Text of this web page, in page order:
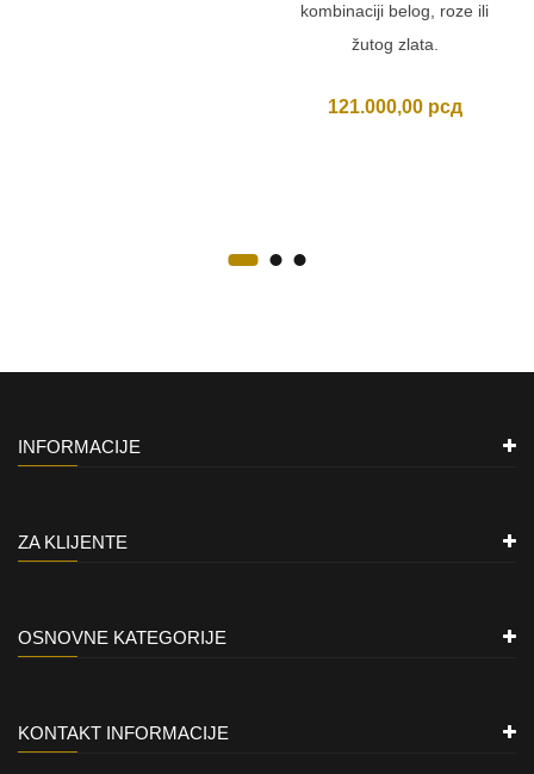
kombinaciji belog, roze ili
žutog zlata.
121.000,00 рсд
INFORMACIJE
ZA KLIJENTE
OSNOVNE KATEGORIJE
KONTAKT INFORMACIJE